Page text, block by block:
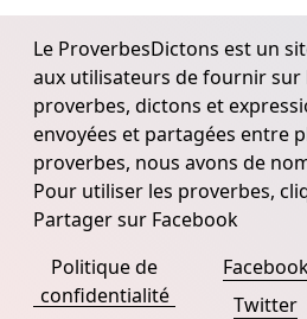
Le ProverbesDictons est un
aux utilisateurs de fournir sur
proverbes, dictons et
envoyées et partagées entre
proverbes, nous avons de
Pour utiliser les proverbes,
Partager sur Facebook
Politique de
confidentialité
Twitter